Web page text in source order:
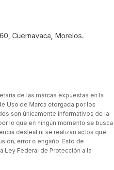
Cuernavaca, Morelos.
de las marcas expuestas en la
Uso de Marca otorgada por los
son únicamente informativos de la
lo que en ningún momento se busca
desleal ni se realizan actos que
error o engaño. Esto de
Ley Federal de Protección a la